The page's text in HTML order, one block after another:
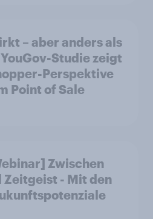
– aber anders als
Studie zeigt
Perspektive
Point of Sale
Zwischen
Zeitgeist - Mit den